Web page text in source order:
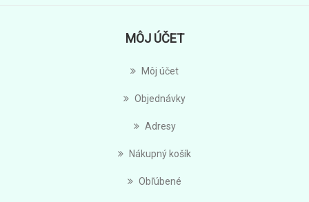
MÔJ ÚČET
Môj účet
Objednávky
Adresy
Nákupný košík
Obľúbené